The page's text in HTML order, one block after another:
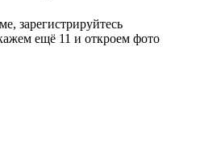
зарегистрируйтесь
ещё 11 и откроем фото